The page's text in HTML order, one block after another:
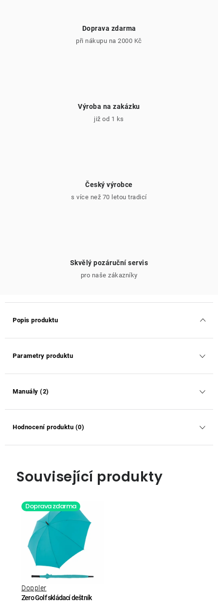
Doprava zdarma
při nákupu na 2000 Kč
Výroba na zakázku
již od 1 ks
Český výrobce
s více než 70 letou tradicí
Skvělý pozáruční servis
pro naše zákazníky
Popis produktu
Parametry produktu
Manuály (2)
Hodnocení produktu (0)
Související produkty
Doprava zdarma
Zero Golf skládací deštník
Doppler